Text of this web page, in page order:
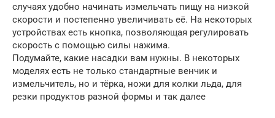
случаях удобно начинать измельчать пищу на низкой
скорости и постепенно увеличивать её. На некоторых
устройствах есть кнопка, позволяющая регулировать
скорость с помощью силы нажима.
Подумайте, какие насадки вам нужны. В некоторых
моделях есть не только стандартные венчик и
измельчитель, но и тёрка, ножи для колки льда, для
резки продуктов разной формы и так далее